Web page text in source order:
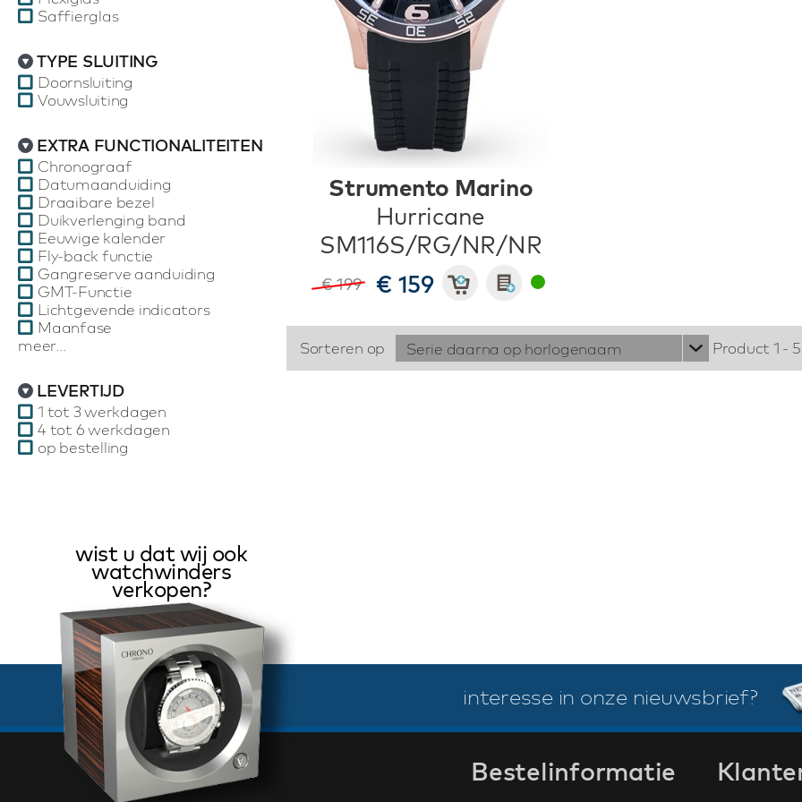
Saffierglas
TYPE SLUITING
Doornsluiting
Vouwsluiting
EXTRA FUNCTIONALITEITEN
Chronograaf
Datumaanduiding
Draaibare bezel
Duikverlenging band
Eeuwige kalender
Fly-back functie
Gangreserve aanduiding
GMT-Functie
Lichtgevende indicators
Maanfase
meer...
LEVERTIJD
1 tot 3 werkdagen
4 tot 6 werkdagen
op bestelling
Strumento Marino
Hurricane
SM116S/RG/NR/NR
€ 199 € 159
Sorteren op Serie daarna op horlogenaam Product 1 -
interesse in onze nieuwsbrief?
wist u dat wij ook
watchwinders
verkopen?
Bestelinformatie